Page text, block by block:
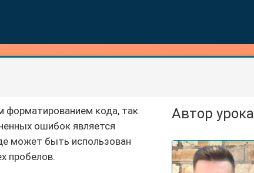
форматированием кода, так
ошибок является
может быть использован
пробелов.
Автор урока